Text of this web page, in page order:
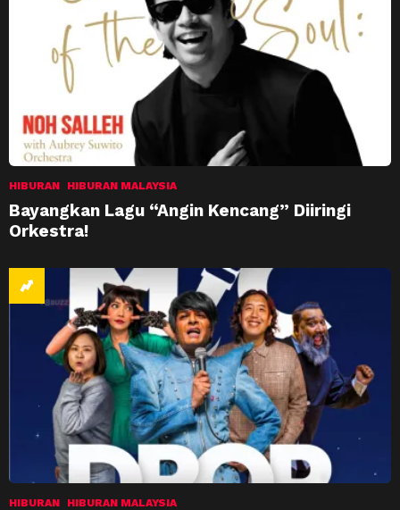
HIBURAN HIBURAN MALAYSIA
Bayangkan Lagu “Angin Kencang” Diiringi
Orkestra!
HIBURAN HIBURAN MALAYSIA